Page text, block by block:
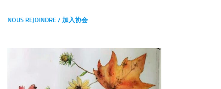
NOUS REJOINDRE / 加入协会